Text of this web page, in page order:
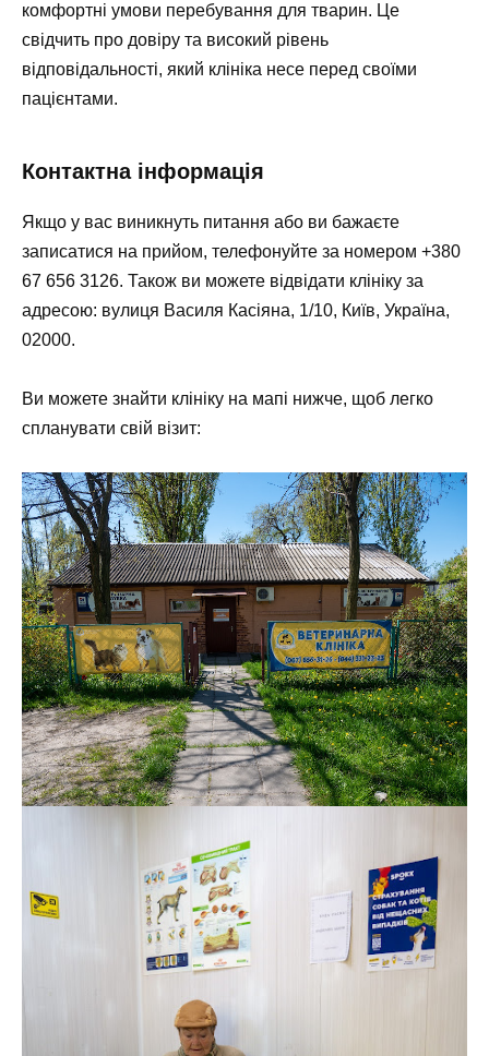
комфортні умови перебування для тварин. Це
свідчить про довіру та високий рівень
відповідальності, який клініка несе перед своїми
пацієнтами.
Контактна інформація
Якщо у вас виникнуть питання або ви бажаєте
записатися на прийом, телефонуйте за номером +380
67 656 3126. Також ви можете відвідати клініку за
адресою: вулиця Василя Касіяна, 1/10, Київ, Україна,
02000.
Ви можете знайти клініку на мапі нижче, щоб легко
спланувати свій візит: